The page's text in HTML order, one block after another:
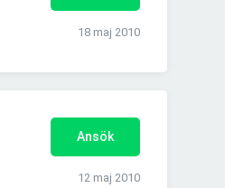
18 maj 2010
Ansök
12 maj 2010